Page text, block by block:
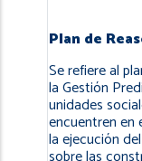
Plan de
Se refiere al
la Gestión
unidades
encuentren en
la ejecución